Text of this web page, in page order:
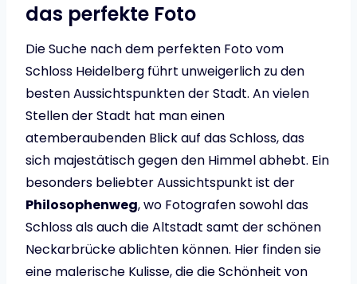
das perfekte Foto
Die Suche nach dem perfekten Foto vom
Schloss Heidelberg führt unweigerlich zu den
besten Aussichtspunkten der Stadt. An vielen
Stellen der Stadt hat man einen
atemberaubenden Blick auf das Schloss, das
sich majestätisch gegen den Himmel abhebt. Ein
besonders beliebter Aussichtspunkt ist der
Philosophenweg, wo Fotografen sowohl das
Schloss als auch die Altstadt samt der schönen
Neckarbrücke ablichten können. Hier finden sie
eine malerische Kulisse, die die Schönheit von